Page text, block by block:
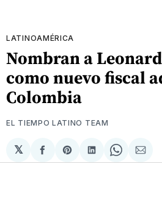
LATINOAMÉRICA
Nombran a
como nuevo fiscal
Colombia
EL TIEMPO LATINO TEAM
𝕏
Compartir
en
Share
on
Compartir
en
Share
on
via